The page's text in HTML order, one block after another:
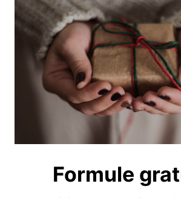
Formule